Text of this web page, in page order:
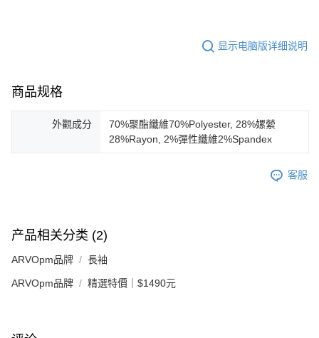
显示电脑版详细说明
商品规格
外觀成分
70%聚酯纖維70%Polyester, 28%嫘縈
28%Rayon, 2%彈性纖維2%Spandex
客服
产品相关分类 (2)
ARVOpm品牌 長袖
ARVOpm品牌 精選特價｜$1490元